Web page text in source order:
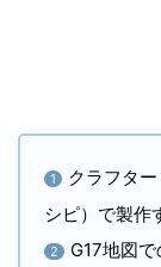
1
クラフタ
シピ）で製作
2
G17地図